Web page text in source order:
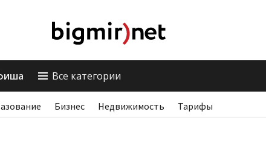
Все категории
Бизнес Недвижимость Тарифы